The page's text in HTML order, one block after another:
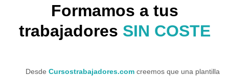
Formamos a tus
trabajadores SIN COSTE
Desde Cursostrabajadores.com creemos que una plantilla